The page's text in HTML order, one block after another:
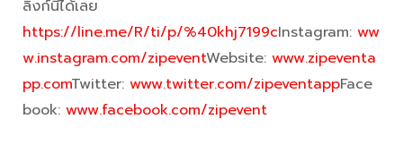
ลิงก์นี้ได้เลย
https://line.me/R/ti/p/%40khj7199cInstagram: ww
w.instagram.com/zipeventWebsite: www.zipeventa
pp.comTwitter: www.twitter.com/zipeventappFace
book: www.facebook.com/zipevent